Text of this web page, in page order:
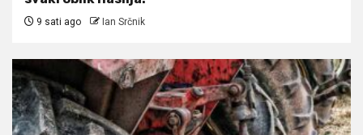
9 sati ago Ian Srčnik